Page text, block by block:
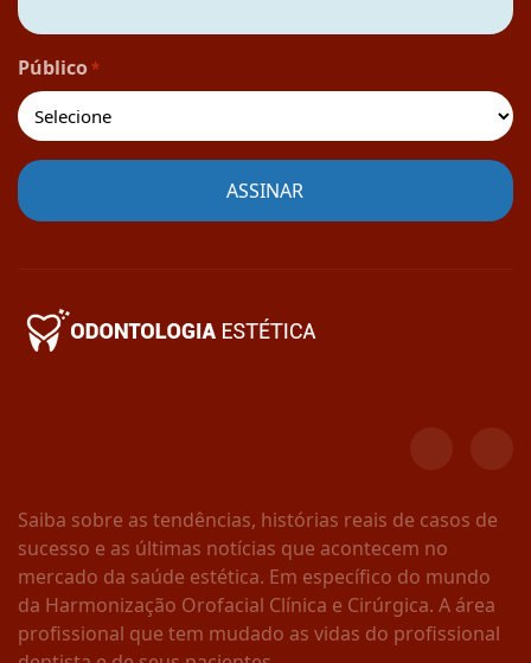
Público*
Saiba sobre as tendências, histórias reais de casos de
sucesso e as últimas notícias que acontecem no
mercado da saúde estética. Em específico do mundo
da Harmonização Orofacial Clínica e Cirúrgica. A área
profissional que tem mudado as vidas do profissional